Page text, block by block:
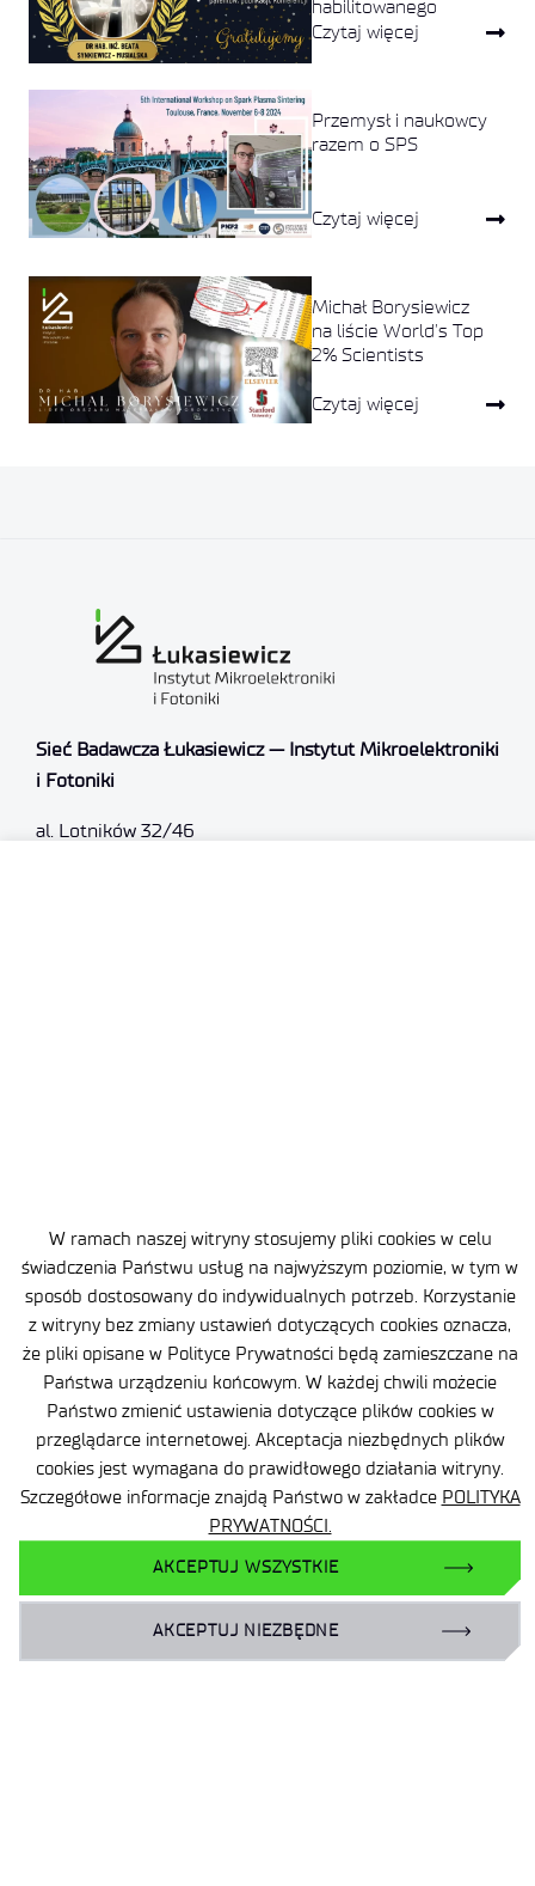
W ramach naszej witryny stosujemy pliki cookies w celu
świadczenia Państwu usług na najwyższym poziomie, w tym w
sposób dostosowany do indywidualnych potrzeb. Korzystanie
z witryny bez zmiany ustawień dotyczących cookies oznacza,
że pliki opisane w Polityce Prywatności będą zamieszczane na
Państwa urządzeniu końcowym. W każdej chwili możecie
Państwo zmienić ustawienia dotyczące plików cookies w
przeglądarce internetowej. Akceptacja niezbędnych plików
cookies jest wymagana do prawidłowego działania witryny.
Szczegółowe informacje znajdą Państwo w zakładce POLITYKA
PRYWATNOŚCI.
AKCEPTUJ WSZYSTKIE
AKCEPTUJ NIEZBĘDNE
habilitowanego
Czytaj więcej
Przemysł i naukowcy
razem o SPS
Czytaj więcej
Michał Borysiewicz
na liście World’s Top
2% Scientists
Czytaj więcej
Sieć Badawcza Łukasiewicz — Instytut Mikroelektroniki
i Fotoniki
al. Lotników 32/46
Dane osobowe
Deklaracja Dostępności
Polityka Prywatności
Ważne informacje
Zamówienia publiczne
Wynajem powierzchni
Facebook